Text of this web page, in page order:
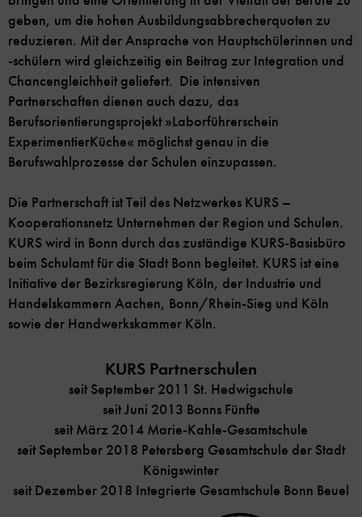
geben, um die hohen Ausbildungsabbrecherquoten zu
reduzieren. Mit der Ansprache von Hauptschülerinnen und
-schülern wird gleichzeitig ein Beitrag zur Integration und
Chancengleichheit geliefert. Die intensiven
Partnerschaften dienen auch dazu, das
Berufsorientierungsprojekt »Laborführerschein
ExperimentierKüche« möglichst genau in die
Berufswahlprozesse der Schulen einzupassen.
Die Partnerschaft ist Teil des Netzwerkes KURS –
Kooperationsnetz Unternehmen der Region und Schulen.
KURS wird in Bonn durch das zuständige KURS-Basisbüro
beim Schulamt für die Stadt Bonn begleitet. KURS ist eine
Initiative der Bezirksregierung Köln, der Industrie und
Handelskammern Aachen, Bonn/Rhein-Sieg und Köln
sowie der Handwerkskammer Köln.
KURS Partnerschulen
seit September 2011 St. Hedwigschule
seit Juni 2013 Bonns Fünfte
seit März 2014 Marie-Kahle-Gesamtschule
seit September 2018 Petersberg Gesamtschule der Stadt
Königswinter
seit Dezember 2018 Integrierte Gesamtschule Bonn Beuel